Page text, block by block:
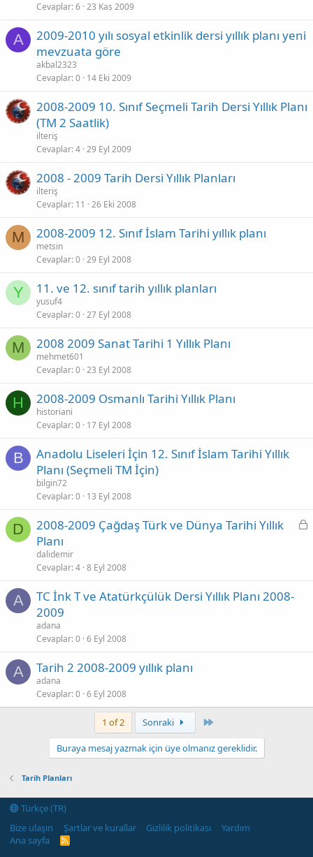
Cevaplar 6 23 Kas 2009
A
2009-2010 yılı sosyal etkinlik dersi yıllık planı yeni
mevzuata göre
akbal2323
Cevaplar 0 14 Eki 2009
2008-2009 10. Sınıf Seçmeli Tarih Dersi Yıllık Planı
(TM 2 Saatlik)
ilteriş
Cevaplar 4 29 Eyl 2009
2008 - 2009 Tarih Dersi Yıllık Planları
ilteriş
Cevaplar 11 26 Eki 2008
M 2008-2009 12. Sınıf İslam Tarihi yıllık planı
metsin
Cevaplar 0 29 Eyl 2008
Y 11. ve 12. sınıf tarih yıllık planları
yusuf4
Cevaplar 0 27 Eyl 2008
M 2008 2009 Sanat Tarihi 1 Yıllık Planı
mehmet601
Cevaplar 0 23 Eyl 2008
H 2008-2009 Osmanlı Tarihi Yıllık Planı
historiani
Cevaplar 0 17 Eyl 2008
B
Anadolu Liseleri İçin 12. Sınıf İslam Tarihi Yıllık
Planı (Seçmeli TM İçin)
bilgin72
Cevaplar 0 13 Eyl 2008
D
K
2008-2009 Çağdaş Türk ve Dünya Tarihi Yıllık
Planı
dalidemir
Cevaplar 4 8 Eyl 2008
A
TC İnk T ve Atatürkçülük Dersi Yıllık Planı 2008-
2009
adana
Cevaplar 0 6 Eyl 2008
A Tarih 2 2008-2009 yıllık planı
adana
Cevaplar 0 6 Eyl 2008
1 of 2 Sonraki
Buraya mesaj yazmak için üye olmanız gereklidir.
Tarih Planları
Türkçe (TR)
Bize ulaşın
Şartlar ve kurallar Gizlilik politikası
Yardım
Ana sayfa
R